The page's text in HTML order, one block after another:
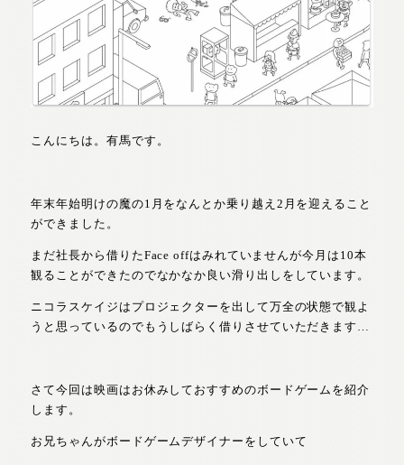
こんにちは。有馬です。
年末年始明けの魔の1月をなんとか乗り越え2月を迎えること
ができました。
まだ社長から借りたFace offはみれていませんが今月は10本
観ることができたのでなかなか良い滑り出しをしています。
ニコラスケイジはプロジェクターを出して万全の状態で観よ
うと思っているのでもうしばらく借りさせていただきます…
さて今回は映画はお休みしておすすめのボードゲームを紹介
します。
お兄ちゃんがボードゲームデザイナーをしていて